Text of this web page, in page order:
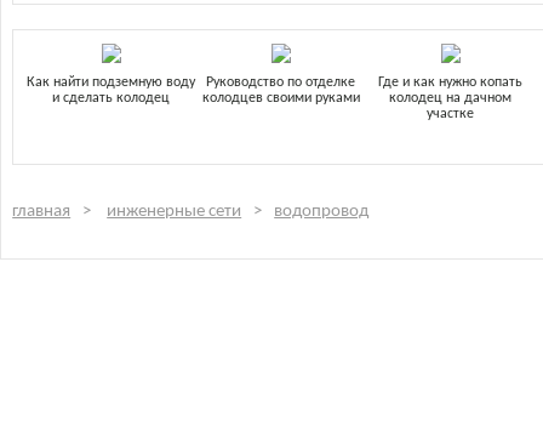
Как найти подземную воду
и сделать колодец
Руководство по отделке
колодцев своими руками
Где и как нужно копать
колодец на дачном
участке
главная инженерные сети водопровод